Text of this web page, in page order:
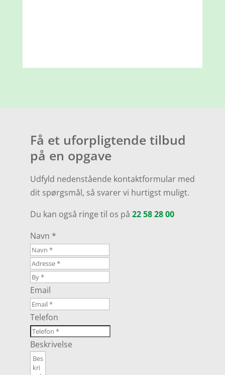
Få et uforplig​tende tilbud
på en opgave
Udfyld nedenstående kontaktformular med
dit spørgsmål, så svarer vi hurtigst muligt.
Du kan også ringe til os på 22 58 28 00
Navn *
Email
Telefon
Beskrivelse